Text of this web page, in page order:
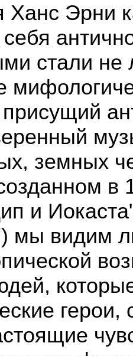
Ханс Эрни
стали не
земных
в
и
мы видим